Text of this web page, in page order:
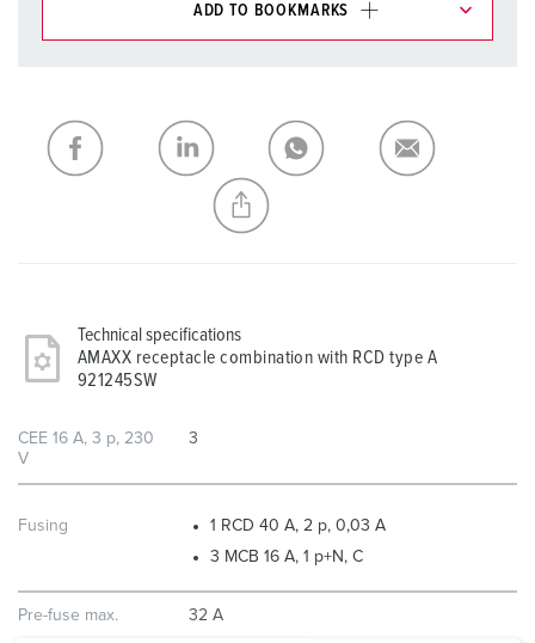
ADD TO BOOKMARKS
My list ADD
CREATE A NEW LIST
Technical specifications
AMAXX receptacle combination with RCD type A
921245SW
CEE 16 A, 3 p, 230
V
3
Fusing
1 RCD 40 A, 2 p, 0,03 A
3 MCB 16 A, 1 p+N, C
Pre-fuse max. 32 A